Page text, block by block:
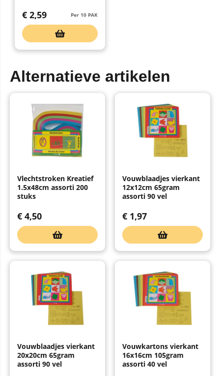
Per 10 PAK
€ 2,59
Alternatieve artikelen
Vlechtstroken Kreatief
1.5x48cm assorti 200
stuks
€ 4,50
Vouwblaadjes vierkant
12x12cm 65gram
assorti 90 vel
€ 1,97
Vouwblaadjes vierkant
20x20cm 65gram
assorti 90 vel
Vouwkartons vierkant
16x16cm 105gram
assorti 40 vel